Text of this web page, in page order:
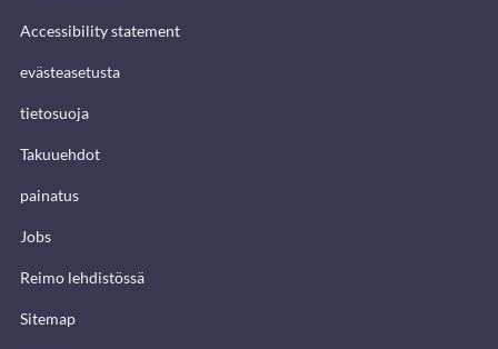
Accessibility statement
evästeasetusta
tietosuoja
Takuuehdot
painatus
Jobs
Reimo lehdistössä
Sitemap